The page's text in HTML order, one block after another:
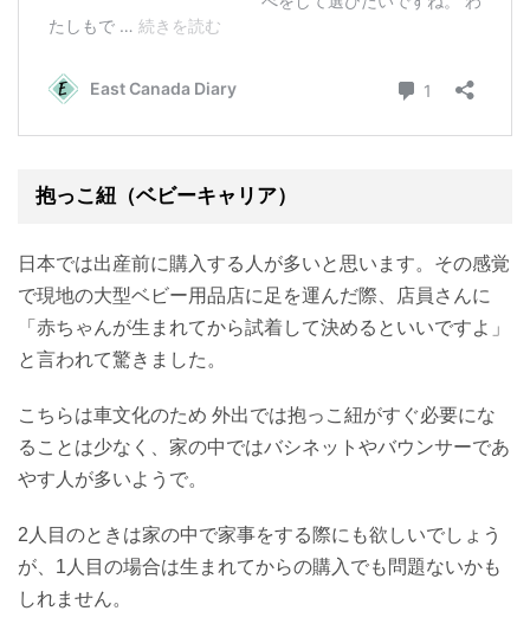
抱っこ紐（ベビーキャリア）
日本では出産前に購入する人が多いと思います。その感覚
で現地の大型ベビー用品店に足を運んだ際、店員さんに
「赤ちゃんが生まれてから試着して決めるといいですよ」
と言われて驚きました。
こちらは車文化のため 外出では抱っこ紐がすぐ必要にな
ることは少なく、家の中ではバシネットやバウンサーであ
やす人が多いようで。
2人目のときは家の中で家事をする際にも欲しいでしょう
が、1人目の場合は生まれてからの購入でも問題ないかも
しれません。